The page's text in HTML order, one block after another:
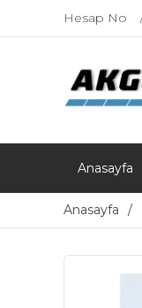
Hesap No
Anasayfa
Anasayfa